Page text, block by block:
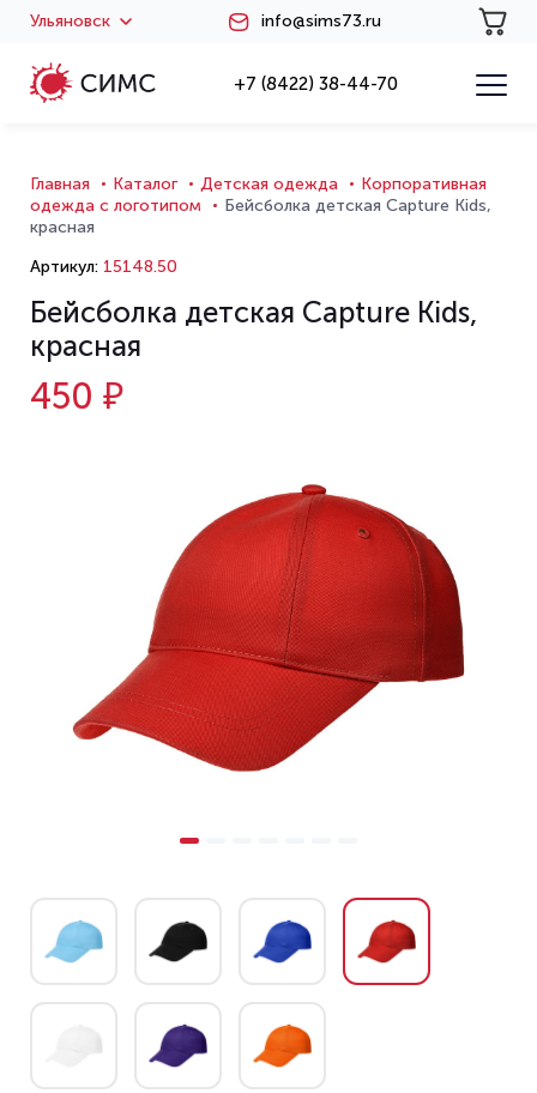
Ульяновск info@sims73.ru
+7 (8422) 38-44-70
Главная Каталог Детская одежда
Корпоративная
одежда с логотипом
Бейсболка детская Capture Kids,
красная
Артикул: 15148.50
Бейсболка детская Capture Kids,
красная
450 ₽